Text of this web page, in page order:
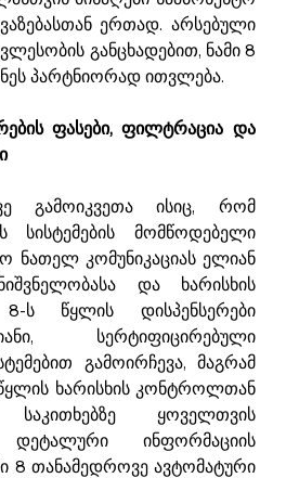
ერთად. არსებული
განცხადებით, ნამი 8
პარტნიორად ითვლება.
ფასები, ფილტრაცია და
გამოიკვეთა ისიც, რომ
სისტემების მომწოდებელი
ნათელ კომუნიკაციას ელიან
და ხარისხის
8-ს წყლის დისპენსერები
სერტიფიცირებული
გამოირჩევა, მაგრამ
ხარისხის კონტროლთან
საკითხებზე ყოველთვის
დეტალური ინფორმაციის
8 თანამედროვე ავტომატური